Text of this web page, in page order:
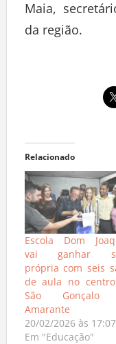
Maia,
da região.
Relacionado
Escola Dom
vai ganhar
própria com seis
de aula no
São Gonçalo
Amarante
20/02/2026 às 17:07
Em "Educação"